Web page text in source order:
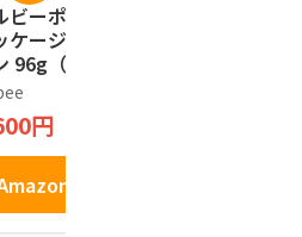
ビーポテト【新
ケージ】ぽてコ
96g（16g*6
箱
円
で見る